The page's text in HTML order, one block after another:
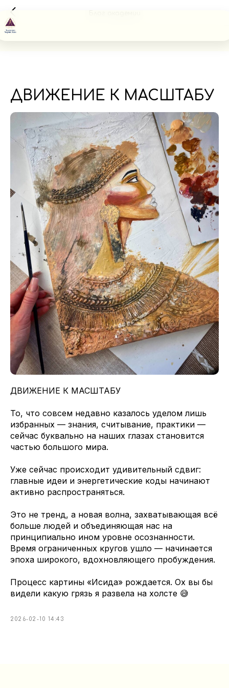
ДВИЖЕНИЕ К МАСШТАБУ
ДВИЖЕНИЕ К МАСШТАБУ
То, что совсем недавно казалось уделом лишь
избранных — знания, считывание, практики —
сейчас буквально на наших глазах становится
частью большого мира.
Уже сейчас происходит удивительный сдвиг:
главные идеи и энергетические коды начинают
активно распространяться.
Это не тренд, а новая волна, захватывающая всё
больше людей и объединяющая нас на
принципиально ином уровне осознанности.
Время ограниченных кругов ушло — начинается
эпоха широкого, вдохновляющего пробуждения.
Процесс картины «Исида» рождается. Ох вы бы
видели какую грязь я развела на холсте 😅
2026-02-10 14:43